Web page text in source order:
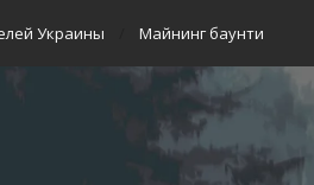
Украины Майнинг баунти